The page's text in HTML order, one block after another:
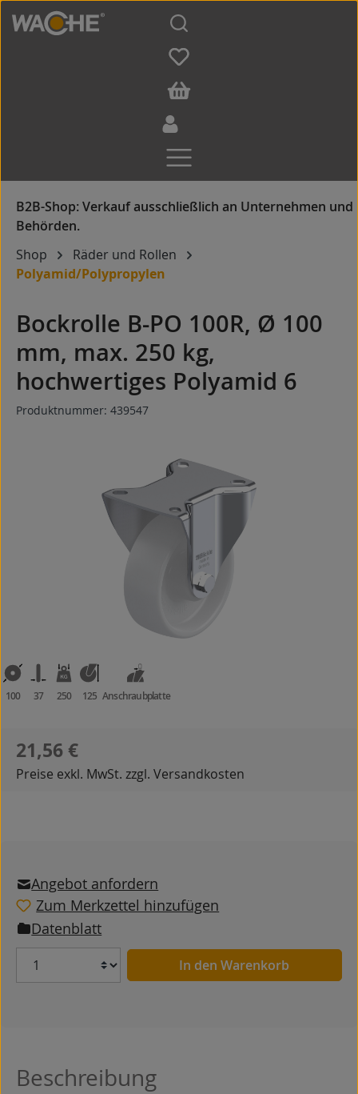
Zum Hauptinhalt springen
Shop
Räder und Rollen
Polyamid/Polypropylen
Bockrolle B-PO 100R, Ø 100
mm, max. 250 kg,
hochwertiges Polyamid 6
Produktnummer: 439547
100 37 250 125 Anschraubplatte
Regulärer Preis:
21,56 €
Preise exkl. MwSt. zzgl. Versandkosten
Angebot anfordern
Zum Merkzettel hinzufügen
Datenblatt
Anzahl In den Warenkorb
Beschreibung